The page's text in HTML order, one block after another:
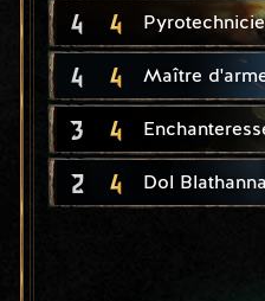
4 4
4 4 Maître
3 4
2 4 Dol